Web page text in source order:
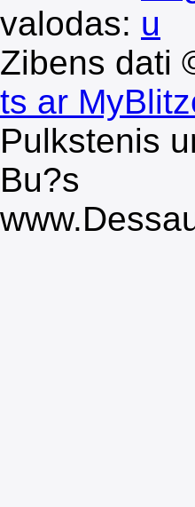
valodas:
Zibens dati
ts ar
Pulkstenis
Bu?s